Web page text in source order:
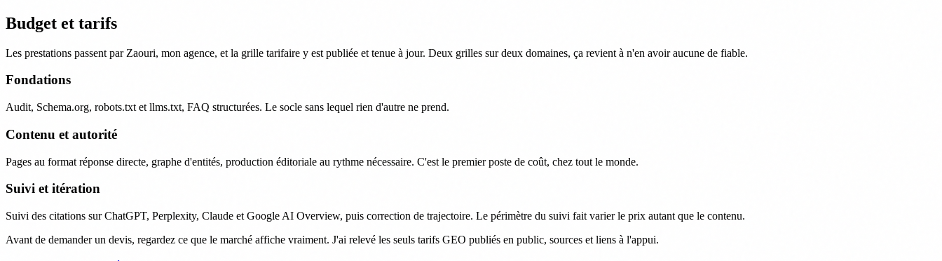
Budget et tarifs
Les prestations passent par Zaouri, mon agence, et la grille tarifaire y est publiée et tenue à jour. Deux grilles sur deux domaines, ça revient à n'en avoir aucune de fiable.
Fondations
Audit, Schema.org, robots.txt et llms.txt, FAQ structurées. Le socle sans lequel rien d'autre ne prend.
Contenu et autorité
Pages au format réponse directe, graphe d'entités, production éditoriale au rythme nécessaire. C'est le premier poste de coût, chez tout le monde.
Suivi et itération
Suivi des citations sur ChatGPT, Perplexity, Claude et Google AI Overview, puis correction de trajectoire. Le périmètre du suivi fait varier le prix autant que le contenu.
Avant de demander un devis, regardez ce que le marché affiche vraiment. J'ai relevé les seuls tarifs GEO publiés en public, sources et liens à l'appui.